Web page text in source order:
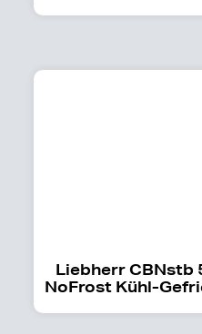
Liebherr CBNstb
NoFrost Kühl-